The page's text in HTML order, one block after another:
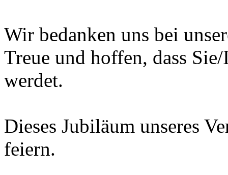
Wir bedanken uns bei
Treue und hoffen, dass
werdet.
Dieses Jubiläum unseres
feiern.